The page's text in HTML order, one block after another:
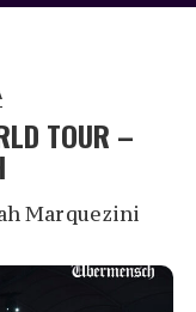
TOUR –
Marquezini